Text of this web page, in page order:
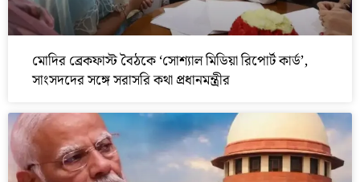
মোদির ব্রেকফাস্ট বৈঠকে ‘সোশ্যাল মিডিয়া রিপোর্ট কার্ড’,
সাংসদদের সঙ্গে সরাসরি কথা প্রধানমন্ত্রীর